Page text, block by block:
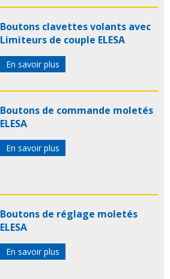
Boutons clavettes volants avec
Limiteurs de couple ELESA
En savoir plus
Boutons de commande moletés
ELESA
En savoir plus
Boutons de réglage moletés
ELESA
En savoir plus